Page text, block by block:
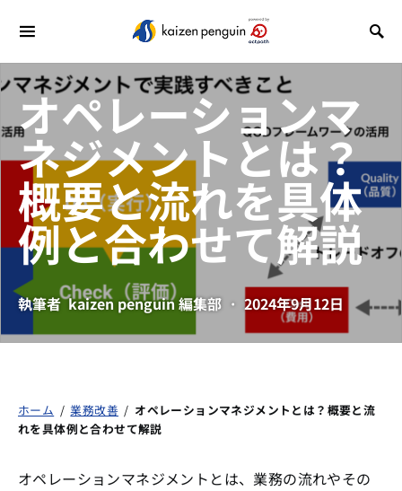
オペレーションマ
ネジメントとは？
概要と流れを具体
例と合わせて解説
執筆者 kaizen penguin 編集部 2024年9月12日
ホーム / 業務改善 / オペレーションマネジメントとは？概要と流
れを具体例と合わせて解説
オペレーションマネジメントとは、業務の流れやその